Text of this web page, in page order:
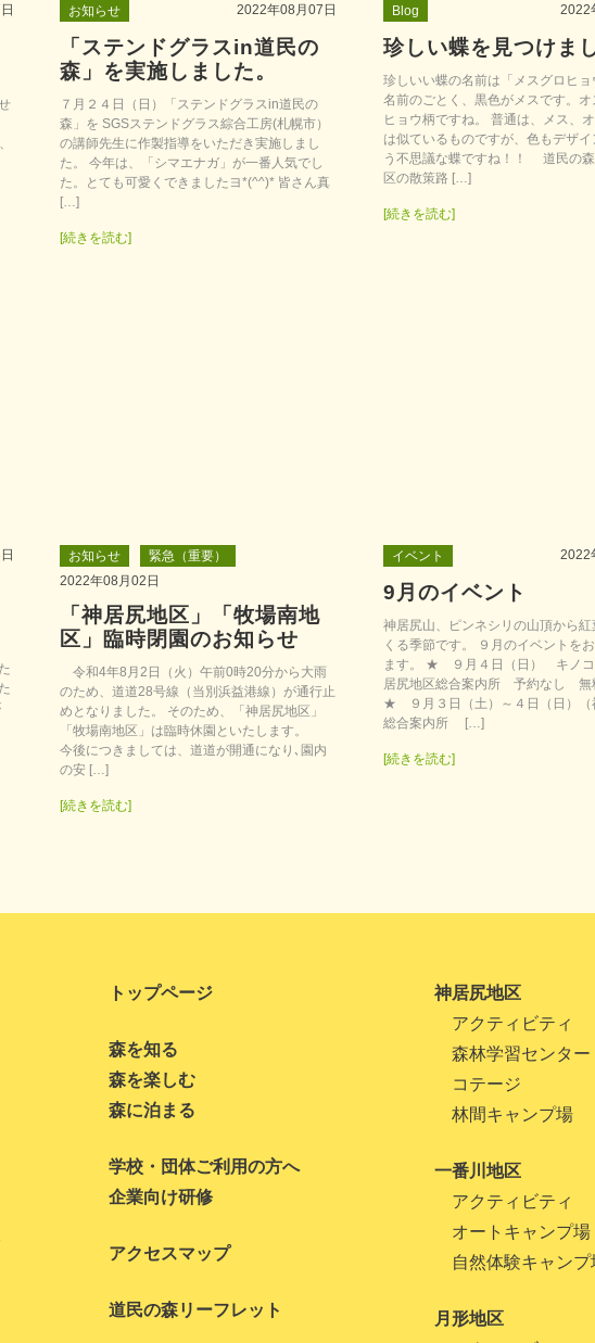
お知らせ 2022年08月07日
「ステンドグラスin道民の
森」を実施しました。
７月２４日（日）「ステンドグラスin道民の
森」を SGSステンドグラス綜合工房(札幌市）
の講師先生に作製指導をいただき実施しまし
た。 今年は、「シマエナガ」が一番人気でし
た。とても可愛くできましたヨ*(^^)* 皆さん真
[…]
[続きを読む]
Blog 2022
珍しい蝶を見つけま
珍しいい蝶の名前は「メスグロヒョ
名前のごとく、黒色がメスです。
ヒョウ柄ですね。 普通は、メス、
は似ているものですが、色もデザイ
う不思議な蝶ですね！！ 道民の
区の散策路 […]
[続きを読む]
お知らせ
緊急（重要）
2022年08月02日
「神居尻地区」「牧場南地
区」臨時閉園のお知らせ
令和4年8月2日（火）午前0時20分から大雨
のため、道道28号線（当別浜益港線）が通行止
めとなりました。 そのため、「神居尻地区」
「牧場南地区」は臨時休園といたします。
今後につきましては、道道が開通になり､園内
の安 […]
[続きを読む]
イベント 2022
9月のイベント
神居尻山、ピンネシリの山頂から紅
くる季節です。 ９月のイベントを
ます。 ★ ９月４日（日） キノコ
居尻地区総合案内所 予約なし 無
★ ９月３日（土）～４日（日）（
総合案内所 […]
[続きを読む]
トップページ
森を知る
森を楽しむ
森に泊まる
学校・団体ご利用の方へ
企業向け研修
アクセスマップ
道民の森リーフレット
神居尻地区
アクティビティ
森林学習センター
コテージ
林間キャンプ場
一番川地区
アクティビティ
オートキャンプ場
自然体験キャンプ
月形地区